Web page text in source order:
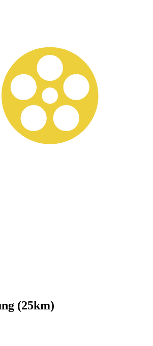
(25km)